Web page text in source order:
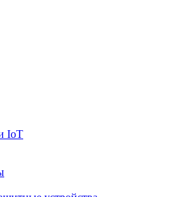
IoT